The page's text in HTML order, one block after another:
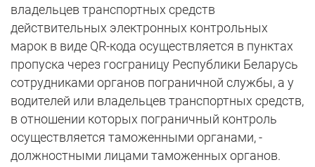
владельцев транспортных средств
действительных электронных контрольных
марок в виде QR-кода осуществляется в пунктах
пропуска через госграницу Республики Беларусь
сотрудниками органов пограничной службы, а у
водителей или владельцев транспортных средств,
в отношении которых пограничный контроль
осуществляется таможенными органами, -
должностными лицами таможенных органов.